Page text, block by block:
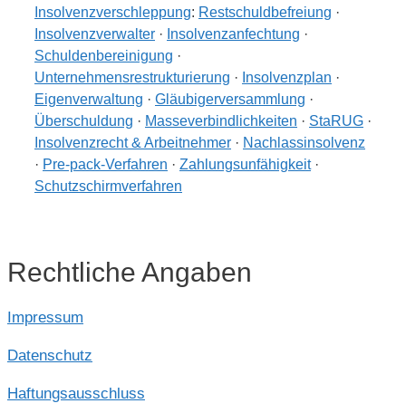
Insolvenzverschleppung: Restschuldbefreiung ·
Insolvenzverwalter · Insolvenzanfechtung ·
Schuldenbereinigung ·
Unternehmensrestrukturierung · Insolvenzplan ·
Eigenverwaltung · Gläubigerversammlung ·
Überschuldung · Masseverbindlichkeiten · StaRUG ·
Insolvenzrecht & Arbeitnehmer · Nachlassinsolvenz
· Pre-pack-Verfahren · Zahlungsunfähigkeit·
Schutzschirmverfahren
Rechtliche Angaben
Impressum
Datenschutz
Haftungsausschluss